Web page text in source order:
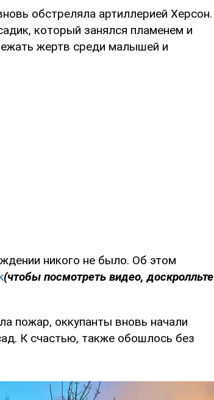
обстреляла артиллерией Херсон.
который занялся пламенем и
жертв среди малышей и
никого не было. Об этом
(чтобы посмотреть видео, доскролльте
пожар, оккупанты вновь начали
К счастью, также обошлось без